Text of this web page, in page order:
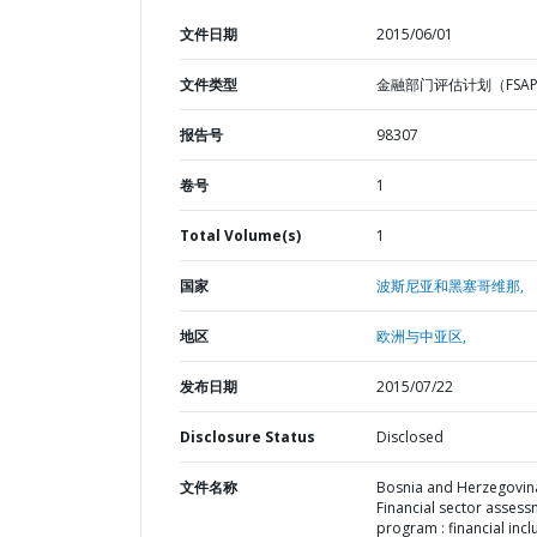
文件日期 2015/06/01
文件类型 金融部门评估计划（FSAP
报告号 98307
卷号 1
Total Volume(s) 1
国家 波斯尼亚和黑塞哥维那,
地区 欧洲与中亚区,
发布日期 2015/07/22
Disclosure Status Disclosed
文件名称
Bosnia and
Financial sector
program : financial